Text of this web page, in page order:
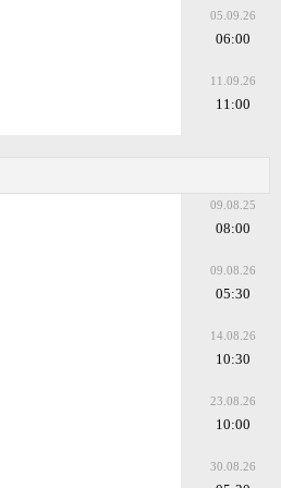
05.09.26
06:00
11.09.26
11:00
09.08.25
08:00
09.08.26
05:30
14.08.26
10:30
23.08.26
10:00
30.08.26